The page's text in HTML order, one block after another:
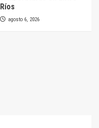
Ríos
agosto 6, 2026